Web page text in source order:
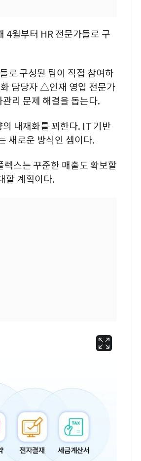
4월부터 HR 전문가들로 구
로 구성된 팀이 직접 참여하
담당자 △인재 영입 전문가
리 문제 해결을 돕는다.
내재화를 꾀한다. IT 기반
새로운 방식인 셈이다.
스는 꾸준한 매출도 확보할
할 계획이다.